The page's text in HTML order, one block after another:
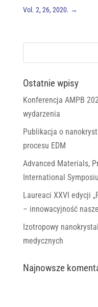
Vol. 2, 26, 2020. →
Ostatnie wpisy
Konferencja AMPB
wydarzenia
Publikacja o
procesu EDM
Advanced Materials,
International
Laureaci XXVI edycji
– innowacyjność
Izotropowy
medycznych
Najnowsze